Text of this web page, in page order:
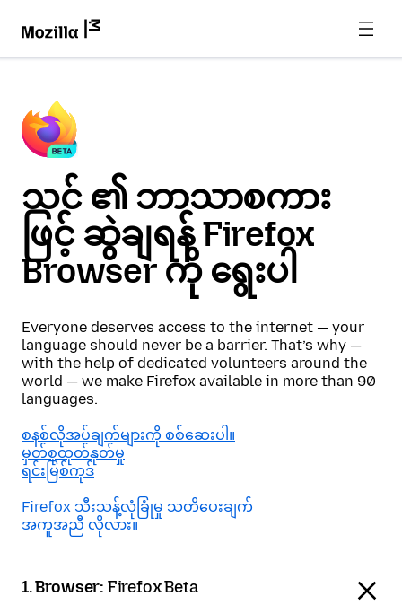
သင် ၏ ဘာသာစကား
ဖြင့် ဆွဲချရန် Firefox
Browser ကို ရွေးပါ
Everyone deserves access to the internet — your
language should never be a barrier. That’s why —
with the help of dedicated volunteers around the
world — we make Firefox available in more than 90
languages.
စနစ်လိုအပ်ချက်များကို စစ်ဆေးပါ။
မှတ်စုထုတ်နုတ်မှု
ရင်းမြစ်ကုဒ်
Firefox သီးသန့်လုံခြုံမှု သတိပေးချက်
အကူအညီ လိုလား။
1. Browser: Firefox Beta